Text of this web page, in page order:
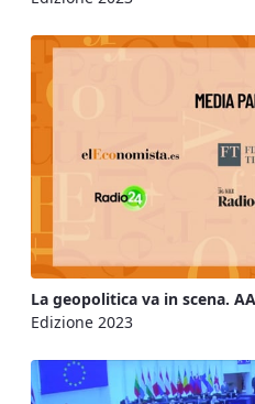
La geopolitica va in scena.
Edizione 2023